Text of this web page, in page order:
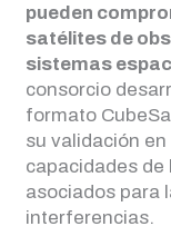
pueden
satélites de
sistemas
consorcio
formato
su validación
capacidades
asociados para
interferencias.